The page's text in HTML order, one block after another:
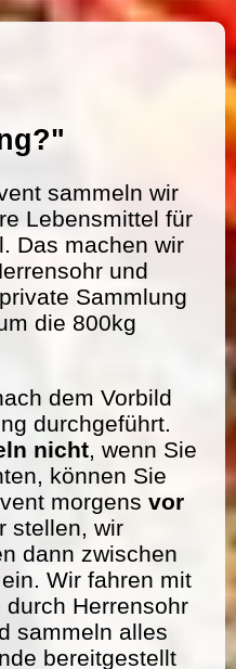
sammeln wir
Lebensmittel für
Das machen wir
und
Sammlung
die 800kg
dem Vorbild
durchgeführt.
nicht, wenn Sie
können Sie
morgens vor
stellen, wir
dann zwischen
Wir fahren mit
Herrensohr
sammeln alles
bereitgestellt